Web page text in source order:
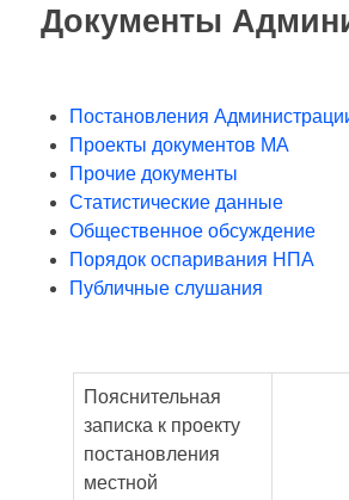
Документы
Постановления
Проекты документов МА
Прочие документы
Статистические данные
Общественное обсуждение
Порядок оспаривания НПА
Публичные слушания
Пояснительная
записка к проекту
постановления
местной